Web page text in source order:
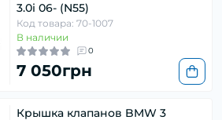
3.0i 06- (N55)
Код товара: 70-1007
В наличии
0
7 050грн
Крышка клапанов BMW 3